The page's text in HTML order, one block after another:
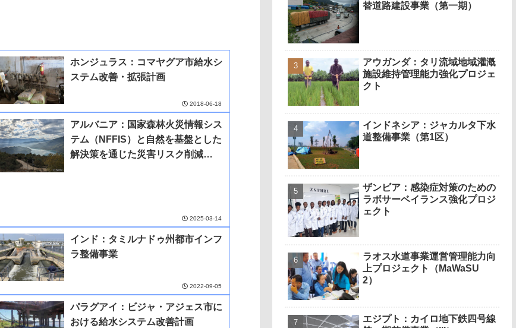
ホンジュラス：コマヤグア市給水シ
ステム改善・拡張計画
2018-06-18
アルバニア：国家森林火災情報シス
テム（NFFIS）と自然を基盤とした
解決策を通じた災害リスク削減
2025-03-14
インド：タミルナドゥ州都市インフ
ラ整備事業
2022-09-05
パラグアイ：ビジャ・アジェス市に
おける給水システム改善計画
替道路建設事業（第一期）
アウガンダ：タリ流域地域灌漑
施設維持管理能力強化プロジェ
クト
インドネシア：ジャカルタ下水
道整備事業（第1区）
ザンビア：感染症対策のための
ラボサーベイランス強化プロジ
ェクト
ラオス水道事業運営管理能力向
上プロジェクト（MaWaSU
2）
エジプト：カイロ地下鉄四号線